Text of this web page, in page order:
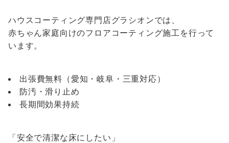
ハウスコーティング専門店グラシオンでは、
赤ちゃん家庭向けのフロアコーティング施工を行って
います。
出張費無料（愛知・岐阜・三重対応）
防汚・滑り止め
長期間効果持続
「安全で清潔な床にしたい」